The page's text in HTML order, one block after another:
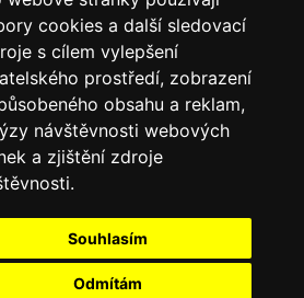
cookies a další sledovací
s cílem vylepšení
prostředí, zobrazení
obsahu a reklam,
návštěvnosti webových
a zjištění zdroje
Souhlasím
Odmítám
76/70/17
76/80/12